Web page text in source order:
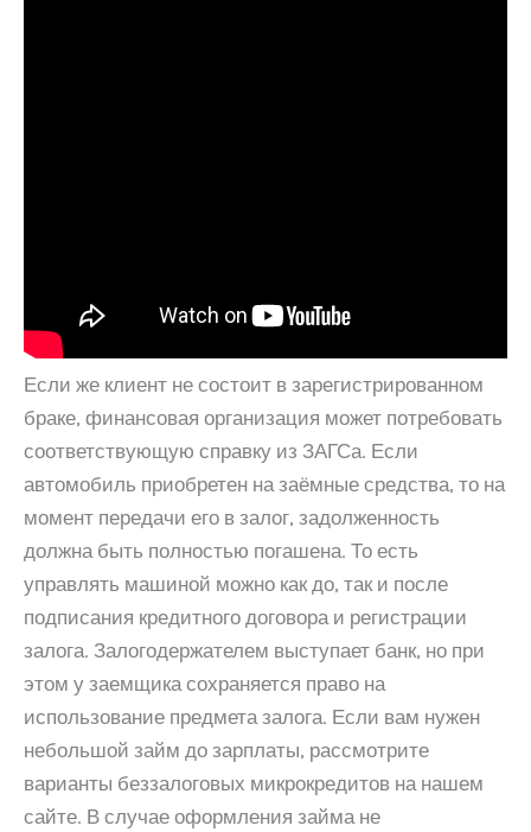
Если же клиент не состоит в зарегистрированном
браке, финансовая организация может потребовать
соответствующую справку из ЗАГСа. Если
автомобиль приобретен на заёмные средства, то на
момент передачи его в залог, задолженность
должна быть полностью погашена. То есть
управлять машиной можно как до, так и после
подписания кредитного договора и регистрации
залога. Залогодержателем выступает банк, но при
этом у заемщика сохраняется право на
использование предмета залога. Если вам нужен
небольшой займ до зарплаты, рассмотрите
варианты беззалоговых микрокредитов на нашем
сайте. В случае оформления займа не